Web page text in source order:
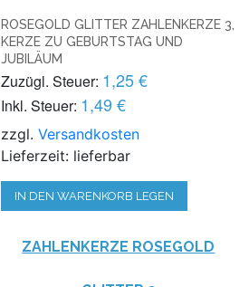
ROSEGOLD GLITTER ZAHLENKERZE 3,
KERZE ZU GEBURTSTAG UND
JUBILÄUM
Zuzügl. Steuer: 1,25 €
Inkl. Steuer: 1,49 €
zzgl.Versandkosten
Lieferzeit: lieferbar
IN DEN WARENKORB LEGEN
ZAHLENKERZE ROSEGOLD